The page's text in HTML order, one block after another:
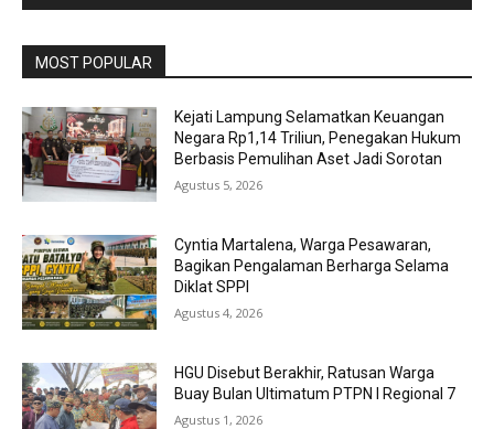
MOST POPULAR
Kejati Lampung Selamatkan Keuangan
Negara Rp1,14 Triliun, Penegakan Hukum
Berbasis Pemulihan Aset Jadi Sorotan
Agustus 5, 2026
Cyntia Martalena, Warga Pesawaran,
Bagikan Pengalaman Berharga Selama
Diklat SPPI
Agustus 4, 2026
HGU Disebut Berakhir, Ratusan Warga
Buay Bulan Ultimatum PTPN I Regional 7
Agustus 1, 2026